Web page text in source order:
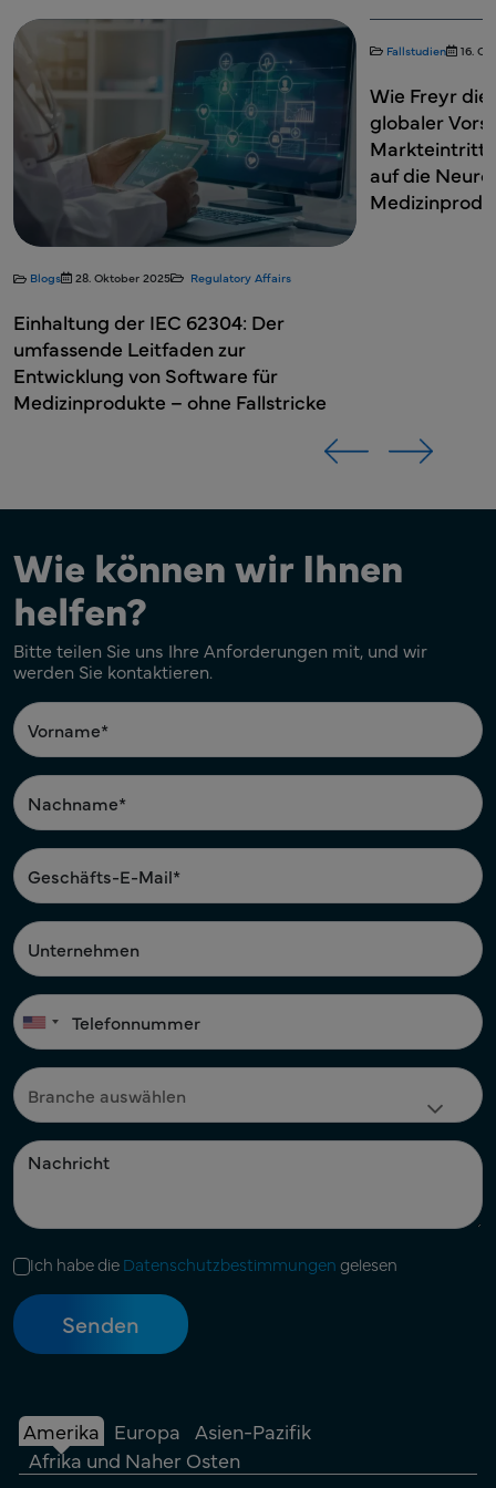
Blogs 28. Oktober 2025 Regulatory Affairs
Einhaltung der IEC 62304: Der
umfassende Leitfaden zur
Entwicklung von Software für
Medizinprodukte – ohne Fallstricke
Fallstudien 16.
Wie Freyr
globaler
Markteintritt
auf die
Wie können wir Ihnen
helfen?
Bitte teilen Sie uns Ihre Anforderungen mit, und wir
werden Sie kontaktieren.
Ich habe dieDatenschutzbestimmungen gelesen
Amerika Europa Asien-Pazifik
Afrika und Naher Osten